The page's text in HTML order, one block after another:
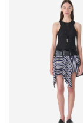
• Легкая
• Узор в полоску
• Асимметричный
• Конструкция из
• Застегивается
• Основные
• Сделано в Китае
Рост модели —